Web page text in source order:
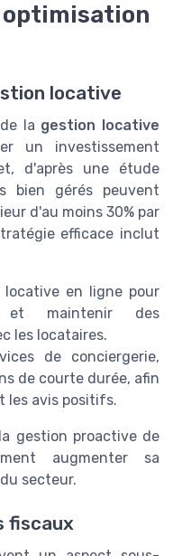
locative
la gestion locative
un investissement
d'après une étude
bien gérés peuvent
d'au moins 30% par
efficace inclut
locative en ligne pour
et maintenir des
les locataires.
de conciergerie,
de courte durée, afin
les avis positifs.
gestion proactive de
augmenter sa
secteur.
fiscaux